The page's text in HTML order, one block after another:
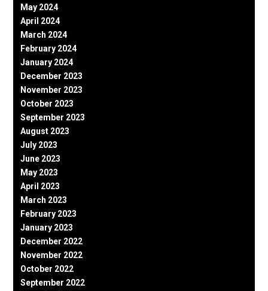
May 2024
April 2024
March 2024
February 2024
January 2024
December 2023
November 2023
October 2023
September 2023
August 2023
July 2023
June 2023
May 2023
April 2023
March 2023
February 2023
January 2023
December 2022
November 2022
October 2022
September 2022